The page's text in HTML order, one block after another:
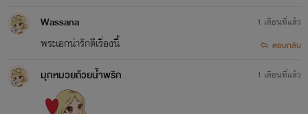
Wassana
พระเอกน่ารักดีเรื่องนี้
1 เดือนที่แล้ว
ตอบกลับ
มุกหมวยถ้วยน้ำพริก 1 เดือนที่แล้ว